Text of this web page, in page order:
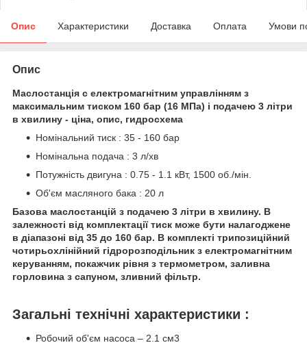
Опис Характеристики Доставка Оплата Умови
Опис
Маслостанція c електромагнітним управлінням з
максимальним тиском 160 бар (16 МПа) і подачею 3 літри
в хвилину - ціна, опис, гидросхема
Номінальний тиск : 35 - 160 бар
Номінальна подача : 3 л/хв
Потужність двигуна : 0.75 - 1.1 кВт, 1500 об./мін.
Об'єм масляного бака : 20 л
Базова маслостанцій з подачею 3 літри в хвилину. В
залежності від комплектації тиск може бути налагоджене
в діапазоні від 35 до 160 бар. В комплекті трипозиційний
чотирьохлінійний гідророзподільник з електромагнітним
керуванням, покажчик рівня з термометром, заливна
горловина з сапуном, зливний фільтр.
Загальні технічні характеристики :
Робочий об'єм насоса – 2.1 см3